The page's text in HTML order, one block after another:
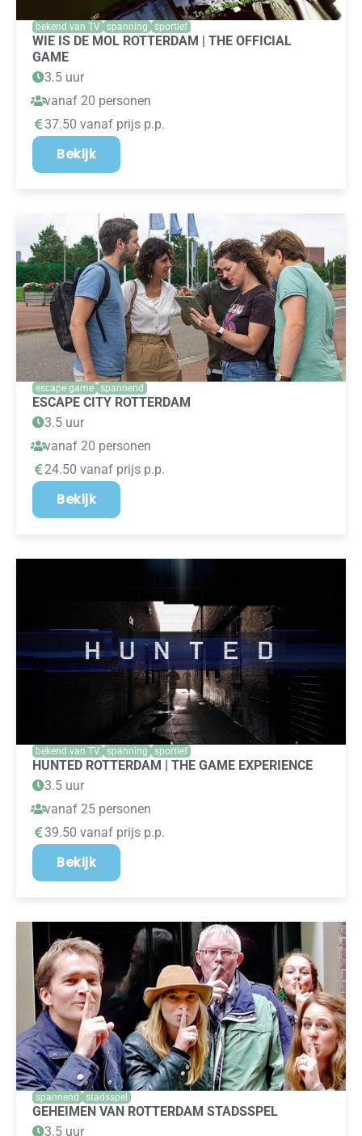
bekend van TV spanning sportief
WIE IS DE MOL ROTTERDAM | THE OFFICIAL
GAME
3.5 uur
vanaf 20 personen
37.50 vanaf prijs p.p.
Bekijk
escape game spannend
ESCAPE CITY ROTTERDAM
3.5 uur
vanaf 20 personen
24.50 vanaf prijs p.p.
Bekijk
bekend van TV spanning sportief
HUNTED ROTTERDAM | THE GAME EXPERIENCE
3.5 uur
vanaf 25 personen
39.50 vanaf prijs p.p.
Bekijk
spannend stadsspel
GEHEIMEN VAN ROTTERDAM STADSSPEL
3.5 uur